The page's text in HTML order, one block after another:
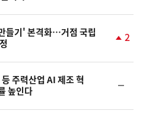
상
들기' 본격화…거점 국립
상
2
주력산업 AI 제조 혁
높인다
일